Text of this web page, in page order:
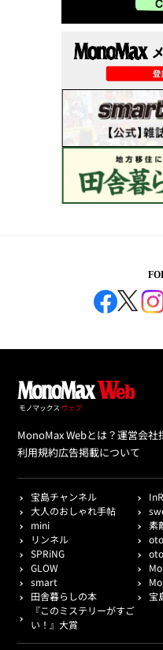
MonoMax Webとは？運営会社
利用規約広告掲載について
宝島チャンネル
大人のおしゃれ手帖
mini
素
リンネル
SPRiNG
GLOW
smart
田舎暮らしの本
宝
『このミステリーがすご
い！』大賞